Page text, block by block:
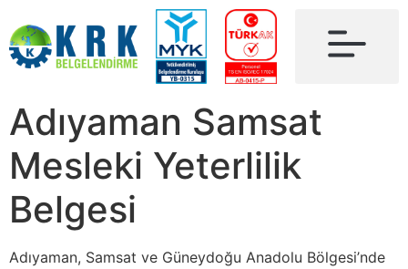
Adıyaman Samsat
Mesleki Yeterlilik
Belgesi
Adıyaman, Samsat ve Güneydoğu Anadolu Bölgesi’nde